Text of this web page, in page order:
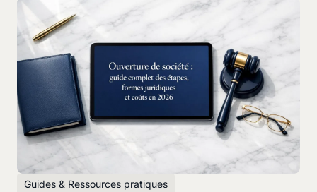
Guides & Ressources pratiques